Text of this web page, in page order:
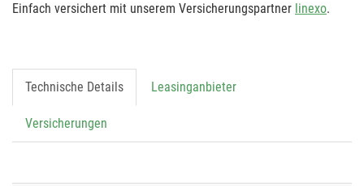
Einfach versichert mit unserem Versicherungspartner linexo.
Technische Details Leasinganbieter
Versicherungen